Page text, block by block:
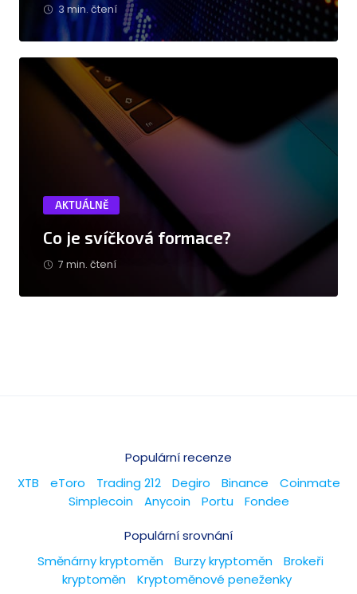
3 min. čtení
AKTUÁLNĚ
Co je svíčková formace?
7 min. čtení
Populární recenze
XTB
eToro Trading 212 Degiro Binance
Coinmate
Simplecoin
Anycoin Portu Fondee
Populární srovnání
Směnárny kryptoměn
Burzy kryptoměn
Brokeři
kryptoměn
Kryptoměnové peneženky